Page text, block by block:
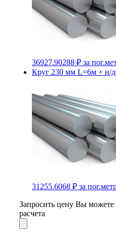
36927.90288 ₽ за
Круг 230 мм L=6м + н/
31255.6068 ₽ за
Запросить цену Вы можете
расчета